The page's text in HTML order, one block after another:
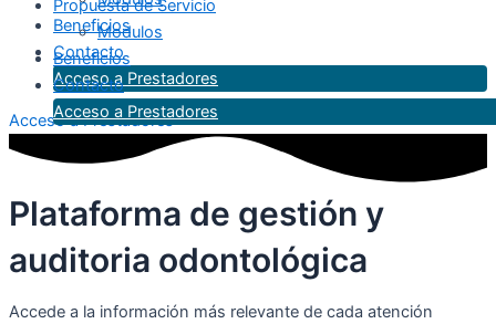
Beneficios
Contacto
Acceso a Prestadores
Acceso a Prestadores
Propuesta de Servicio
Modulos
Beneficios
Contacto
Acceso a Prestadores
Plataforma de gestión y
auditoria odontológica
Accede a la información más relevante de cada atención